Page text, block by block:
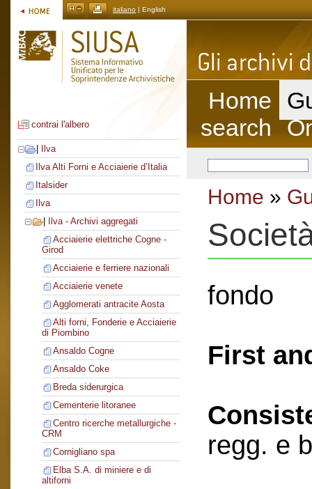
italiano | English
contrai l'albero
Ilva
Ilva Alti Forni e Acciaierie d’Italia
Italsider
Ilva
Ilva - Archivi aggregati
Acciaierie elettriche Cogne -
Girod
Acciaierie e ferriere nazionali
Acciaierie venete
Agglomerati antracite Aosta
Alti forni, Fonderie e Acciaierie
di Piombino
Ansaldo Cogne
Ansaldo Coke
Breda siderurgica
Cementerie litoranee
Centro ricerche metallurgiche -
CRM
Cornigliano spa
Elba S.A. di miniere e di
altiforni
Home
search
Home »
fondo
First
regg. e